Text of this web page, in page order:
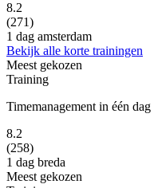
8.2
(271)
1 dag amsterdam
Bekijk alle korte trainingen
Meest gekozen
Training
Timemanagement in één dag
8.2
(258)
1 dag breda
Meest gekozen